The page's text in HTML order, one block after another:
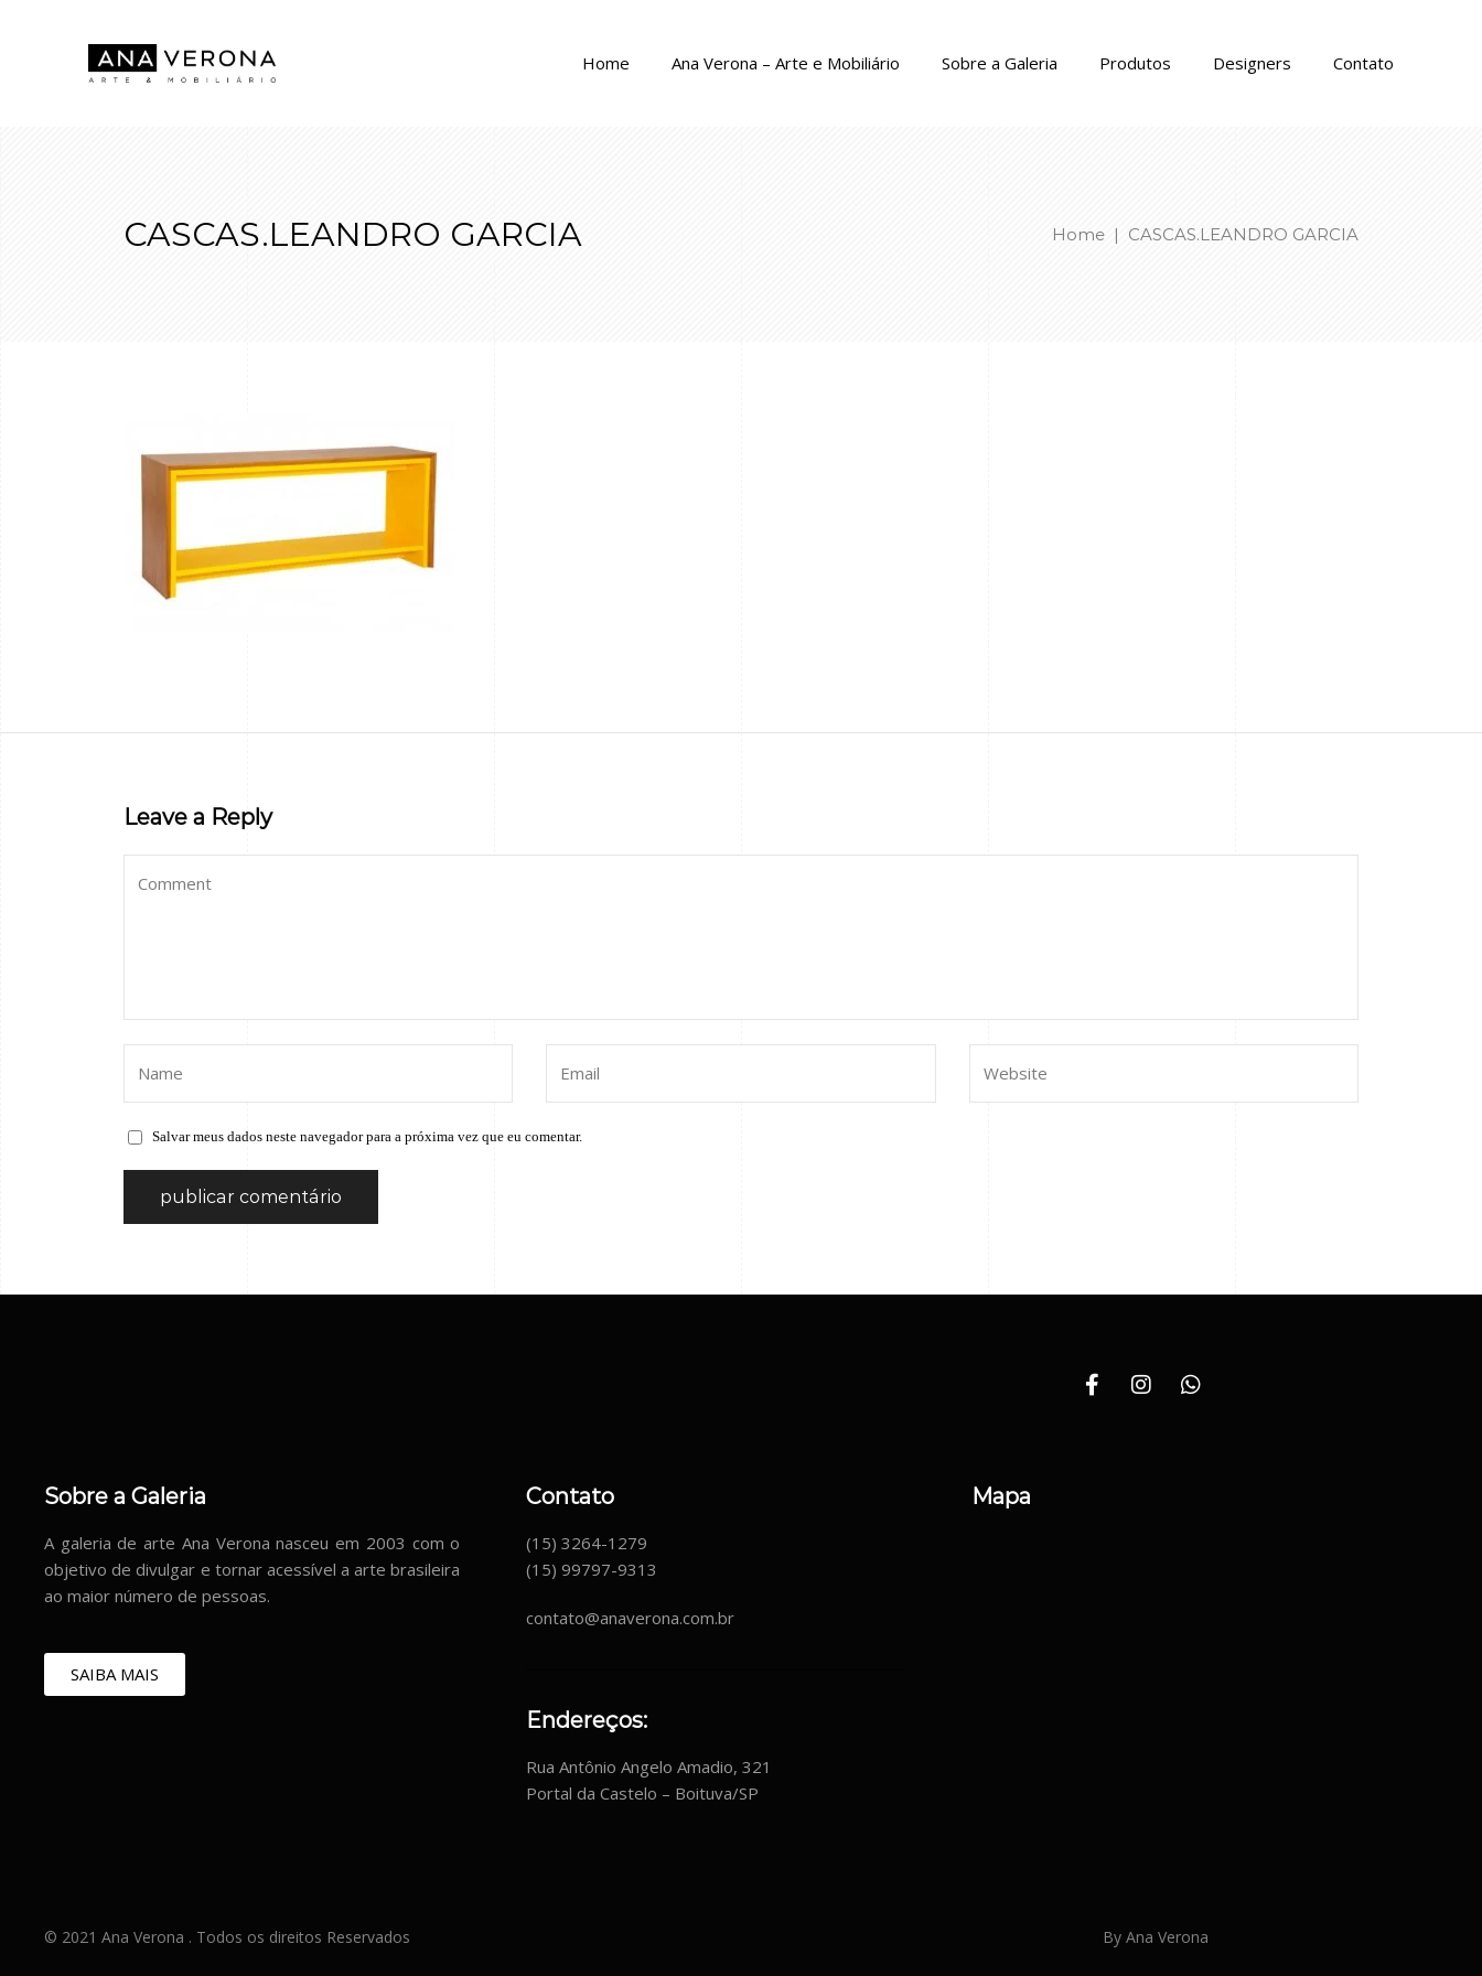
Home Ana Verona – Arte e Mobiliário Sobre a Galeria Produtos Designers Contato
CASCAS.LEANDRO GARCIA Home | CASCAS.LEANDRO GARCIA
Leave a Reply
Salvar meus dados neste navegador para a próxima vez que eu comentar.
Sobre a Galeria
A galeria de arte Ana Verona nasceu em 2003 com o
objetivo de divulgar e tornar acessível a arte brasileira
ao maior número de pessoas.
SAIBA MAIS
Contato
(15) 3264-1279
(15) 99797-9313
contato@anaverona.com.br
Endereços:
Rua Antônio Angelo Amadio, 321
Portal da Castelo – Boituva/SP
Mapa
© 2021 Ana Verona . Todos os direitos Reservados By Ana Verona